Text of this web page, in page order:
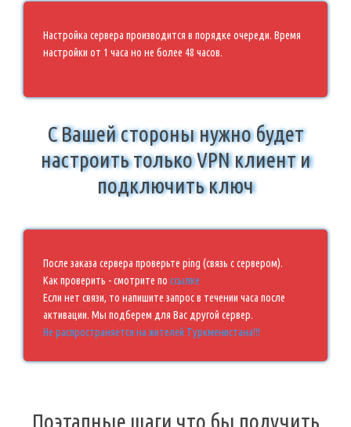
Настройка сервера производится в порядке очереди. Время
настройки от 1 часа но не более 48 часов.
С Вашей стороны нужно будет
настроить только VPN клиент и
подключить ключ
После заказа сервера проверьте ping (связь с сервером).
Как проверить - смотрите по ссылке
Если нет связи, то напишите запрос в течении часа после
активации. Мы подберем для Вас другой сервер.
Не распространяется на жителей Туркменистана!!!
Поэтапные шаги что бы получить